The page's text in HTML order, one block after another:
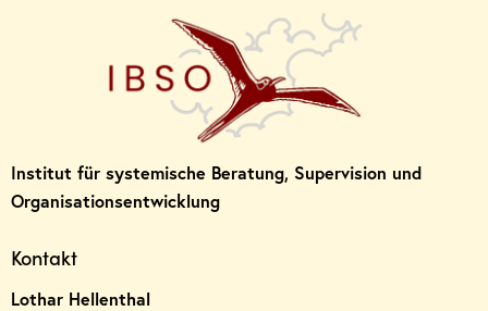
Institut für systemische Beratung, Supervision und
Organisationsentwicklung
Kontakt
Lothar Hellenthal